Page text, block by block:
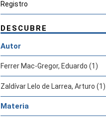
Registro
DESCUBRE
Autor
Ferrer Mac-Gregor, Eduardo (1)
Zaldívar Lelo de Larrea, Arturo (1)
Materia